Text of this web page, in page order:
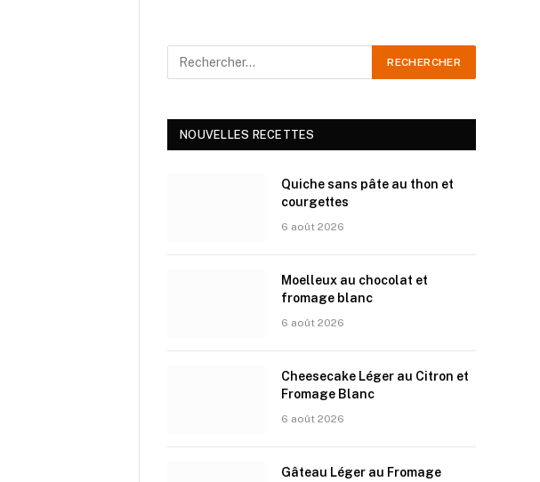
NOUVELLES RECETTES
Quiche sans pâte au thon et
courgettes
6 août 2026
Moelleux au chocolat et
fromage blanc
6 août 2026
Cheesecake Léger au Citron et
Fromage Blanc
6 août 2026
Gâteau Léger au Fromage